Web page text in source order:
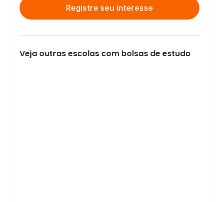
Registre seu interesse
Veja outras escolas com bolsas de estudo